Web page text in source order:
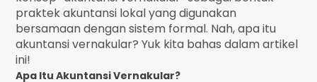
praktek akuntansi lokal yang digunakan
bersamaan dengan sistem formal. Nah, apa itu
akuntansi vernakular? Yuk kita bahas dalam artikel
ini!
Apa Itu Akuntansi Vernakular?